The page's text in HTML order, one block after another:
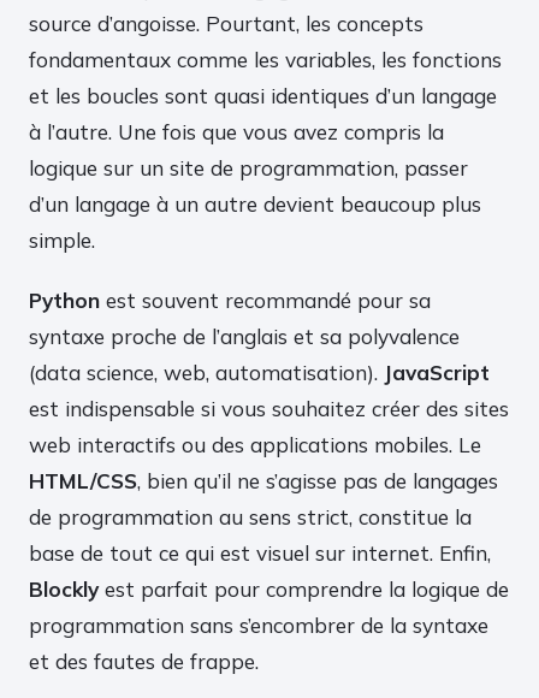
source d’angoisse. Pourtant, les concepts
fondamentaux comme les variables, les fonctions
et les boucles sont quasi identiques d’un langage
à l’autre. Une fois que vous avez compris la
logique sur un site de programmation, passer
d’un langage à un autre devient beaucoup plus
simple.
Python est souvent recommandé pour sa
syntaxe proche de l’anglais et sa polyvalence
(data science, web, automatisation). JavaScript
est indispensable si vous souhaitez créer des sites
web interactifs ou des applications mobiles. Le
HTML/CSS, bien qu’il ne s’agisse pas de langages
de programmation au sens strict, constitue la
base de tout ce qui est visuel sur internet. Enfin,
Blocklyest parfait pour comprendre la logique de
programmation sans s’encombrer de la syntaxe
et des fautes de frappe.